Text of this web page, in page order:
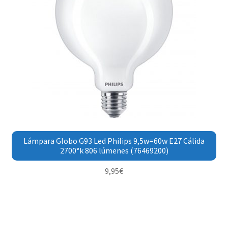
Lámpara Globo G93 Led Philips 9,5w=60w E27 Cálida
2700°k 806 lúmenes (76469200)
9,95€